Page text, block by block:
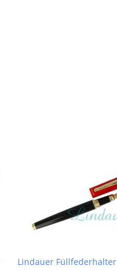
Lindauer Füllfederhalter